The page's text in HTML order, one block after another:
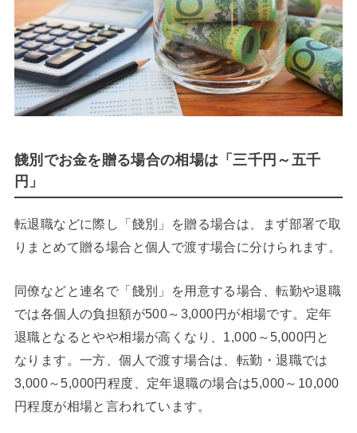
餞別でお金を贈る場合の相場は「三千円～五千
円」
転退職などに際し「餞別」を贈る場合は、まず部署で取
りまとめて贈る場合と個人で渡す場合に分けられます。
同僚などと連名で「餞別」を用意する場合、転勤や退職
では各個人の負担額が500～3,000円が相場です。定年
退職となるとやや相場が高くなり、1,000～5,000円と
なります。一方、個人で渡す場合は、転勤・退職では
3,000～5,000円程度、定年退職の場合は5,000～10,000
円程度が相場と言われています。